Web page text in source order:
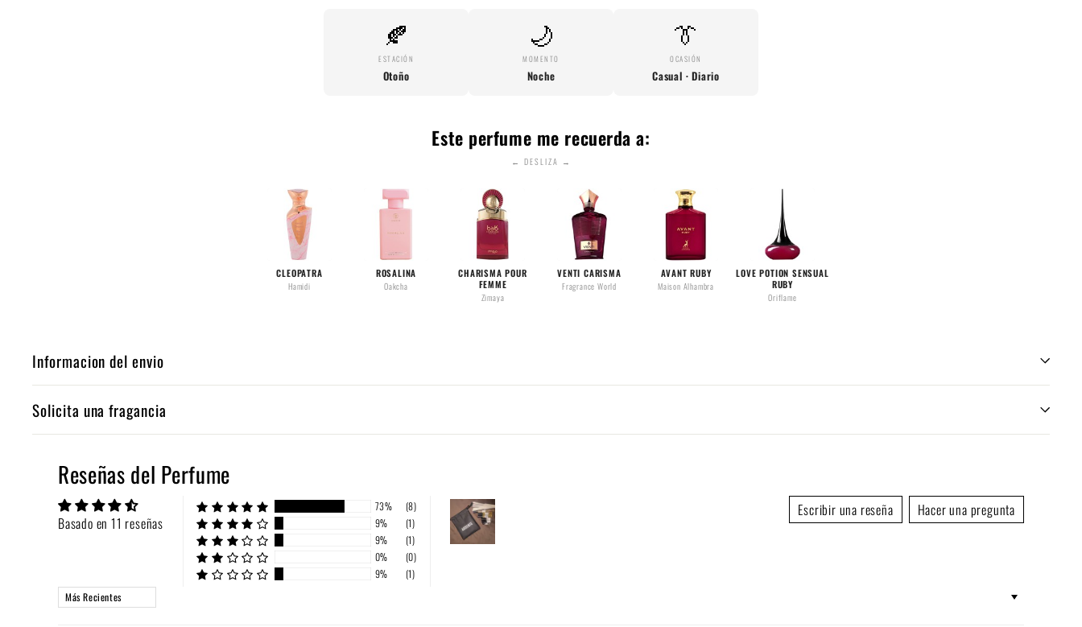
🍂
ESTACIÓN
Otoño
🌙
MOMENTO
Noche
👔
OCASIÓN
Casual · Diario
Este perfume me recuerda a:
← DESLIZA →
CLEOPATRA
Hamidi
ROSALINA
Oakcha
CHARISMA POUR
FEMME
Zimaya
VENTI CARISMA
Fragrance World
AVANT RUBY
Maison Alhambra
LOVE POTION SENSUAL
RUBY
Oriflame
Informacion del envio
Solicita una fragancia
Reseñas del Perfume
Basado en 11 reseñas
Escribir una reseña Hacer una pregunta
73%
(8)
9%
(1)
9%
(1)
0%
(0)
9%
(1)
Sort by